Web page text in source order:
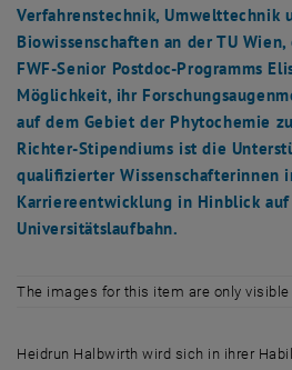
Verfahrenstechnik, Umwelttechnik
Biowissenschaften an der TU
FWF-Senior Postdoc-Programms
Möglichkeit, ihr
auf dem Gebiet der Phytochemie
Richter-Stipendiums ist die
qualifizierter Wissenschafterinnen
Karriereentwicklung in Hinblick
Universitätslaufbahn.
The images for this item are only visible
Heidrun Halbwirth wird sich in ihrer